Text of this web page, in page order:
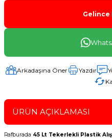
Gelince
Arkadaşına Öner Yazdır
ÜRÜN AÇIKLAMASI
Rafburada 45 Lt Tekerlekli Plastik